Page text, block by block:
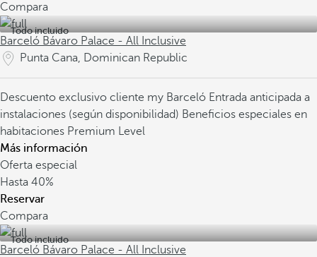
Compara
Todo incluido
Barceló Bávaro Palace - All Inclusive
Punta Cana, Dominican Republic
Descuento exclusivo cliente my Barceló Entrada anticipada a
instalaciones (según disponibilidad) Beneficios especiales en
habitaciones Premium Level
Más información
Oferta especial
Hasta 40%
Reservar
Compara
Todo incluido
Barceló Bávaro Palace - All Inclusive